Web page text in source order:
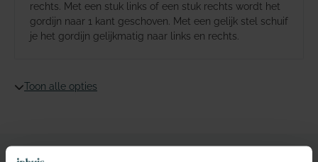
rechts. Met een stuk links of een stuk rechts wordt het
gordijn naar 1 kant geschoven. Met een gelijk stel schuif
je het gordijn gelijkmatig naar links en rechts.
Toon alle opties